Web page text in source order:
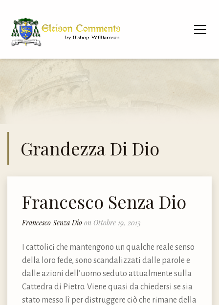
Grandezza Di Dio
Francesco Senza Dio
Francesco Senza Dio on Ottobre 19, 2013
I cattolici che mantengono un qualche reale senso
della loro fede, sono scandalizzati dalle parole e
dalle azioni dell’uomo seduto attualmente sulla
Cattedra di Pietro. Viene quasi da chiedersi se sia
stato messo lì per distruggere ciò che rimane della